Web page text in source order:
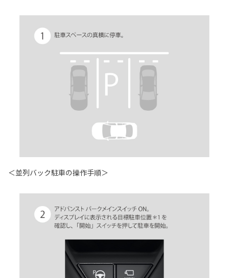
＜並列バック駐車の操作手順＞